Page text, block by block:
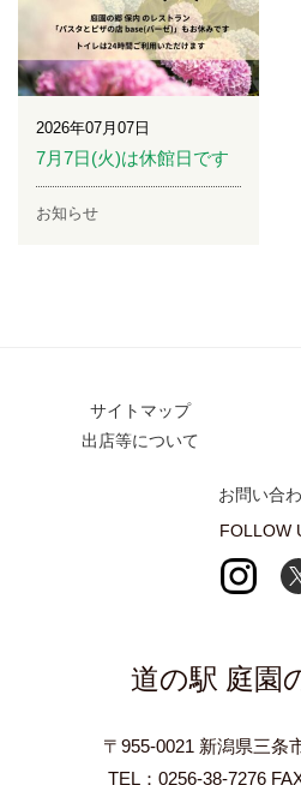
2026年07月07日
7月7日(火)は休館日です
お知らせ
サイトマップ
出店等について
お問い合
FOLLOW
道の駅 庭園
〒955-0021 新潟県三条
TEL：0256-38-7276